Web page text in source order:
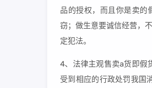
品的授权，而且你是卖的
窃；做生意要诚信经营，
定犯法。
4、法律主观售卖a货即假
受到相应的行政处罚我国